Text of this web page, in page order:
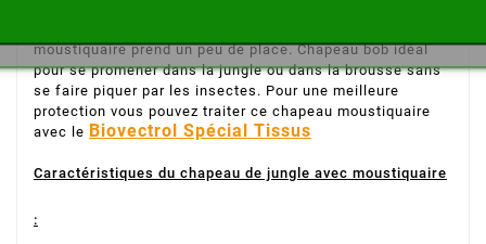
moustiquaire prend un peu de place.Chapeau bob idéal
pour se promener dans la jungle ou dans la brousse sans
se faire piquer par les insectes. Pour une meilleure
protection vous pouvez traiter ce chapeau moustiquaire
avec le Biovectrol Spécial Tissus
Caractéristiques du chapeau de jungle avec moustiquaire
: